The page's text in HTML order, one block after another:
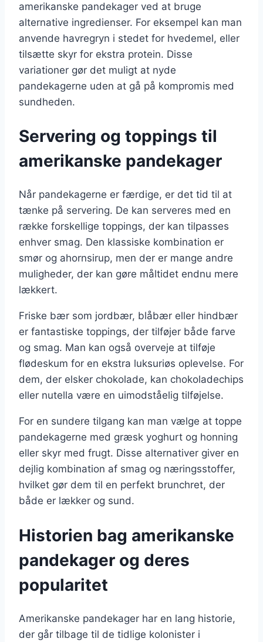
amerikanske pandekager ved at bruge
alternative ingredienser. For eksempel kan man
anvende havregryn i stedet for hvedemel, eller
tilsætte skyr for ekstra protein. Disse
variationer gør det muligt at nyde
pandekagerne uden at gå på kompromis med
sundheden.
Servering og toppings til
amerikanske pandekager
Når pandekagerne er færdige, er det tid til at
tænke på servering. De kan serveres med en
række forskellige toppings, der kan tilpasses
enhver smag. Den klassiske kombination er
smør og ahornsirup, men der er mange andre
muligheder, der kan gøre måltidet endnu mere
lækkert.
Friske bær som jordbær, blåbær eller hindbær
er fantastiske toppings, der tilføjer både farve
og smag. Man kan også overveje at tilføje
flødeskum for en ekstra luksuriøs oplevelse. For
dem, der elsker chokolade, kan chokoladechips
eller nutella være en uimodståelig tilføjelse.
For en sundere tilgang kan man vælge at toppe
pandekagerne med græsk yoghurt og honning
eller skyr med frugt. Disse alternativer giver en
dejlig kombination af smag og næringsstoffer,
hvilket gør dem til en perfekt brunchret, der
både er lækker og sund.
Historien bag amerikanske
pandekager og deres
popularitet
Amerikanske pandekager har en lang historie,
der går tilbage til de tidlige kolonister i